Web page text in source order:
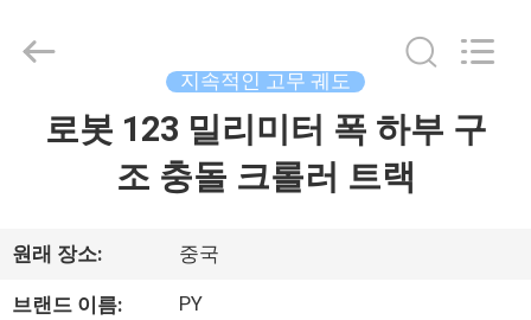
품
Shanghai
지속적인 고무 궤도
로봇 123 밀리미터 폭 하부 구
조 충돌 크롤러 트랙
원래 장소: 중국
브랜드 이름: PY